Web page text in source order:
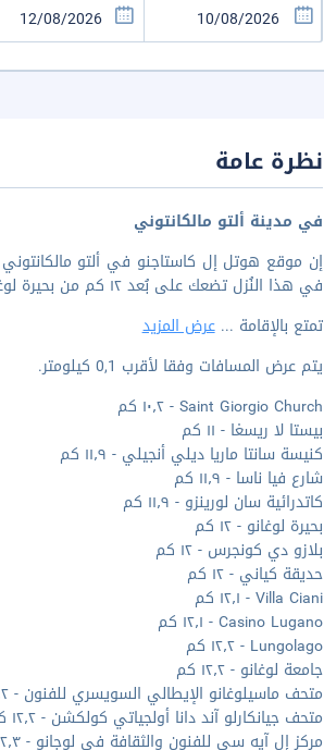
نظرة عامة
في مدينة ألتو مالكانتوني
في هذا النُزل تضعك على بُعد ١٢ كم من بحيرة لوغانو و١١٫٩ كم من كنيسة سانتا ماريا ديلي أنجيلي.
تمتع بالإقامة ...عرض المزيد
يتم عرض المسافات وفقا لأقرب 0,1 كيلومتر.
Saint Giorgio Church - ١٠٫٢ كم
بيستا لا ريسغا - ١١ كم
كنيسة سانتا ماريا ديلي أنجيلي - ١١٫٩ كم
شارع فيا ناسا - ١١٫٩ كم
كاتدرائية سان لورينزو - ١١٫٩ كم
بحيرة لوغانو - ١٢ كم
بلازو دي كونجرس - ١٢ كم
حديقة كياني - ١٢ كم
Villa Ciani - ١٢٫١ كم
Casino Lugano - ١٢٫١ كم
Lungolago - ١٢٫٢ كم
جامعة لوغانو - ١٢٫٢ كم
متحف ماسيلوغانو الإيطالي السويسري للفنون - ١٢٫٢ كم
متحف جيانكارلو آند دانا أولجياتي كولكشن - ١٢٫٢ كم
مركز إل آيه سي للفنون والثقافة في لوجانو - ١٢٫٣ كم